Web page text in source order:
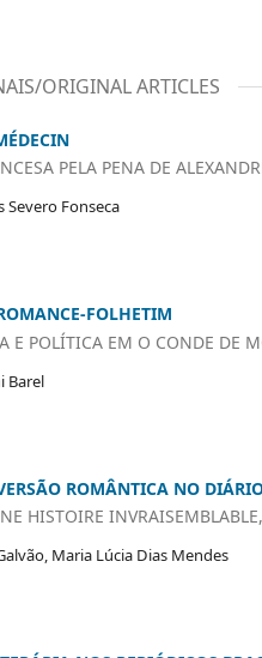
ORIGINAL ARTICLES
PELA PENA DE
Severo Fonseca
FOLHETIM
E POLÍTICA EM O CONDE DE
Barel
ROMÂNTICA NO
HISTOIRE
Maria Lúcia Dias Mendes